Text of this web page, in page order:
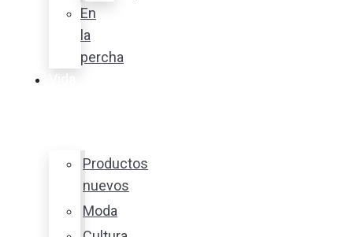
En
la
percha
Productos
nuevos
Moda